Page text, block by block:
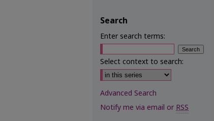
Search
Enter search terms:
Select context to search:
Advanced Search
Notify me via email orRSS